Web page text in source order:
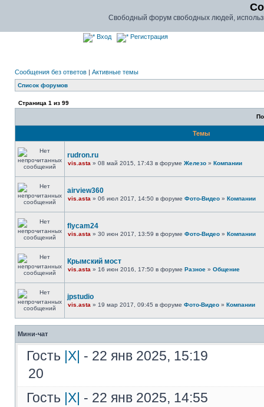
Свободный форум свободных людей,
Вход Регистрация
Сообщения без ответов | Активные темы
Список форумов
Страница 1 из 99
Темы
rudron.ru
vis.asta » 08 май 2015, 17:43 в форуме Железо » Компании
airview360
vis.asta » 06 июл 2017, 14:50 в форуме Фото-Видео » Компании
flycam24
vis.asta » 30 июн 2017, 13:59 в форуме Фото-Видео » Компании
Крымский мост
vis.asta » 16 июн 2016, 17:50 в форуме Разное » Общение
jpstudio
vis.asta » 19 мар 2017, 09:45 в форуме Фото-Видео » Компании
Мини-чат
Гость |X| - 22 янв 2025, 15:19
20
Гость |X| - 22 янв 2025, 14:55